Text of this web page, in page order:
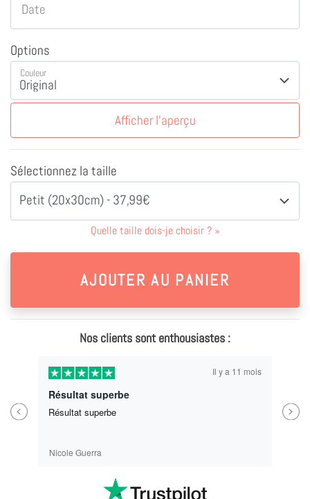
Date
Options
Couleur
Afficher l'aperçu
Sélectionnez la taille
Petit (20x30cm) - 37,99€
Quelle taille dois-je choisir ? »
Nos clients sont enthousiastes :
Previous
Il y a 11 mois
Résultat superbe
Résultat superbe
Nicole Guerra
Next